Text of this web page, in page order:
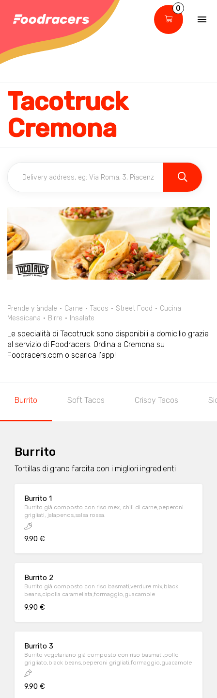
0
Tacotruck
Cremona
Prende y àndale Carne Tacos Street Food
Cucina
Messicana
Birre Insalate
Le specialità di Tacotruck sono disponibili a domicilio grazie
al servizio di Foodracers. Ordina a Cremona su
Foodracers.com o scarica l'app!
Burrito Soft Tacos Crispy Tacos
Burrito
Tortillas di grano farcita con i migliori ingredienti
Burrito 1
Burrito già composto con riso mex, chili di carne,peperoni
grigliati, jalapenos,salsa rossa.
9.90 €
Burrito 2
Burrito già composto con riso basmati,verdure mix,black
beans,cipolla caramellata,formaggio,guacamole
9.90 €
Burrito 3
Burrito vegetariano già composto con riso basmati,pollo
grigliato,black beans,peperoni grigliati,formaggio,guacamole
9.90 €